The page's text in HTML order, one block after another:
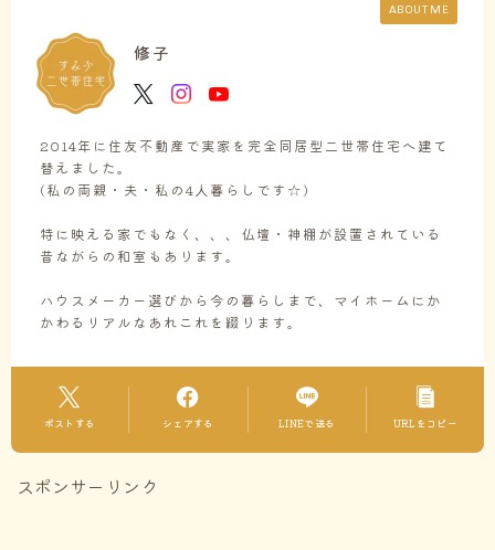
ABOUT ME
修子
2014年に住友不動産で実家を完全同居型二世帯住宅へ建て
替えました。
(私の両親・夫・私の4人暮らしです☆)
特に映える家でもなく、、、仏壇・神棚が設置されている
昔ながらの和室もあります。
ハウスメーカー選びから今の暮らしまで、マイホームにか
かわるリアルなあれこれを綴ります。
ポストする シェアする LINEで送る URLをコピー
スポンサーリンク